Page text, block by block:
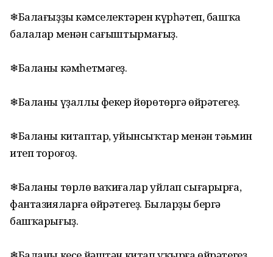
❄Балағыҙҙың кәмселектәрен күрһәтеп, башҡа
балалар менән сағыштырмағыҙ.
❄Баланы кәмһетмәгеҙ.
❄Баланы үҙаллы фекер йөрөтөргә өйрәтегеҙ.
❄Баланы китаптар, уйынсыҡтар менән тәьмин
итеп тороғоҙ.
❄Баланы төрлө ваҡиғалар уйлап сығарырға,
фантазияларға өйрәтегеҙ. Быларҙы бергә
башҡарығыҙ.